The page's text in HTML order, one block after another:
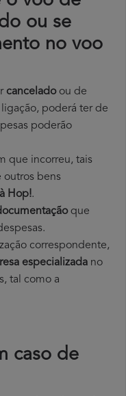
ou se
no voo
canceladoou de
poderá ter de
poderão
que incorreu, tais
outros bens
Hop!.
que
correspondente,
especializada no
tal como a
caso de